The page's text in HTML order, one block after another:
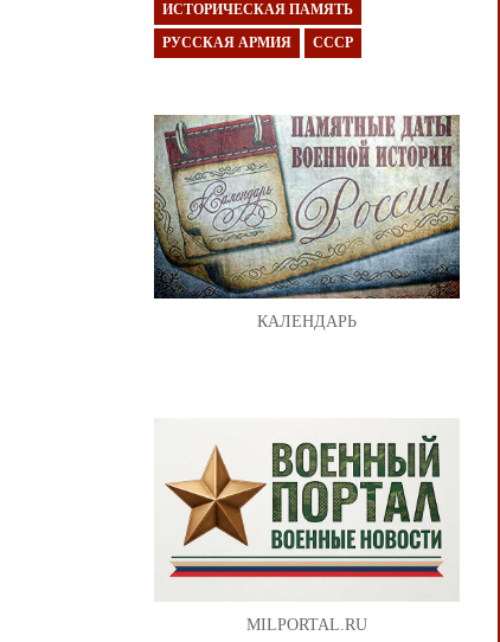
ИСТОРИЧЕСКАЯ ПАМЯТЬ
РУССКАЯ АРМИЯ СССР
КАЛЕНДАРЬ
MILPORTAL.RU